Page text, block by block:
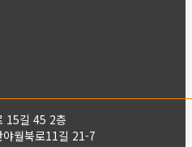
15길 45 2층
월북로11길 21-7